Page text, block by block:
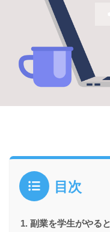
目次
副業を学生がやる